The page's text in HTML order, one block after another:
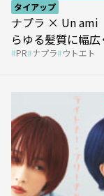
タイアップ
ナプラ × Un ami
らゆる髪質に幅
et』
PR ナプラ ウトエト